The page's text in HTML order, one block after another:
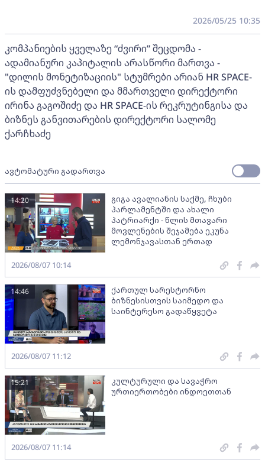
2026/05/25 10:35
კომპანიების ყველაზე “ძვირი” შეცდომა -
ადამიანური კაპიტალის არასწორი მართვა -
"დილის მონეტიზაციის" სტუმრები არიან HR SPACE-
ის დამფუძვნებელი და მმართველი დირექტორი
ირინა გაგოშიძე და HR SPACE-ის რეკრუტინგისა და
ბიზნეს განვითარების დირექტორი სალომე
ქარჩხაძე
ავტომატური გადართვა
გიგა ავალიანის საქმე, ჩხუბი
პარლამენტში და ახალი
პატრიარქი - წლის მთავარი
მოვლენების შეჯამება ეკუნა
ლემონჯავასთან ერთად
14:20
2026/08/07 10:14
ქართულ სარესტორნო
ბიზნესისთვის საიმედო და
საინტერესო გადაწყვეტა
14:46
2026/08/07 11:12
კულტურული და სავაჭრო
ურთიერთობები ინდოეთთან
15:21
2026/08/07 11:14